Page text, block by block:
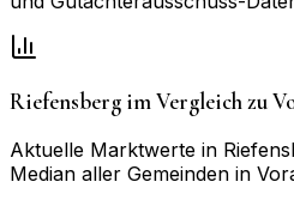
Riefensberg im Vergleich zu
Aktuelle Marktwerte in
Median aller Gemeinden in